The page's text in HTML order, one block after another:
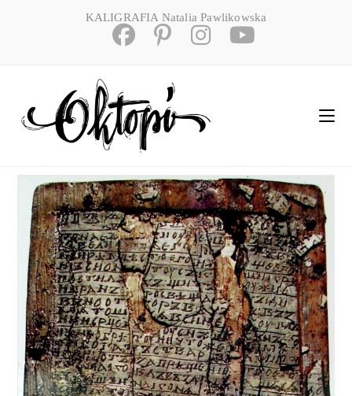
KALIGRAFIA Natalia Pawlikowska